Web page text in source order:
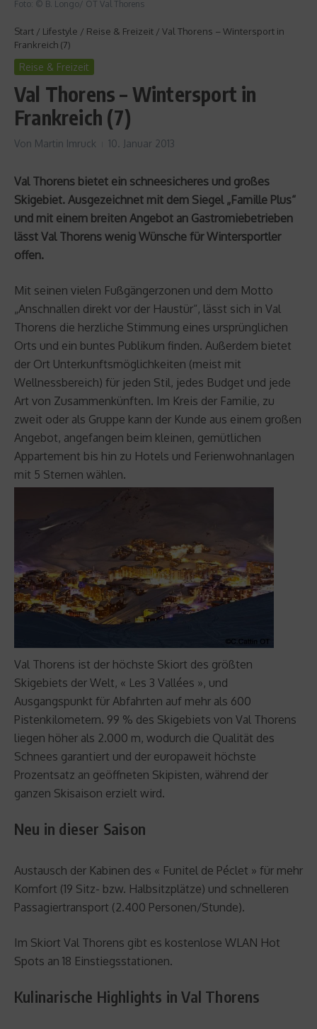
Foto: © B. Longo/ OT Val Thorens
Start / Lifestyle / Reise & Freizeit / Val Thorens – Wintersport in
Frankreich (7)
Reise & Freizeit
Val Thorens – Wintersport in
Frankreich (7)
Von Martin Imruck 10. Januar 2013
Val Thorens bietet ein schneesicheres und großes
Skigebiet. Ausgezeichnet mit dem Siegel „Famille Plus“
und mit einem breiten Angebot an Gastromiebetrieben
lässt Val Thorens wenig Wünsche für Wintersportler
offen.
Mit seinen vielen Fußgängerzonen und dem Motto
„Anschnallen direkt vor der Haustür“, lässt sich in Val
Thorens die herzliche Stimmung eines ursprünglichen
Orts und ein buntes Publikum finden. Außerdem bietet
der Ort Unterkunftsmöglichkeiten (meist mit
Wellnessbereich) für jeden Stil, jedes Budget und jede
Art von Zusammenkünften. Im Kreis der Familie, zu
zweit oder als Gruppe kann der Kunde aus einem großen
Angebot, angefangen beim kleinen, gemütlichen
Appartement bis hin zu Hotels und Ferienwohnanlagen
mit 5 Sternen wählen.
Val Thorens ist der höchste Skiort des größten
Skigebiets der Welt, « Les 3 Vallées », und
Ausgangspunkt für Abfahrten auf mehr als 600
Pistenkilometern. 99 % des Skigebiets von Val Thorens
liegen höher als 2.000 m, wodurch die Qualität des
Schnees garantiert und der europaweit höchste
Prozentsatz an geöffneten Skipisten, während der
ganzen Skisaison erzielt wird.
Neu in dieser Saison
Austausch der Kabinen des « Funitel de Péclet » für mehr
Komfort (19 Sitz- bzw. Halbsitzplätze) und schnelleren
Passagiertransport (2.400 Personen/Stunde).
Im Skiort Val Thorens gibt es kostenlose WLAN Hot
Spots an 18 Einstiegsstationen.
Kulinarische Highlights in Val Thorens